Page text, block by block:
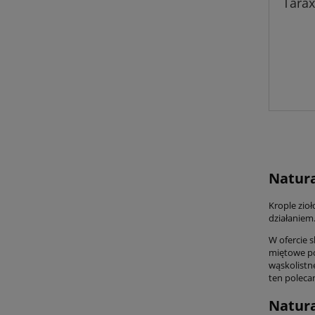
Krople
W ofercie
miętowe
ten